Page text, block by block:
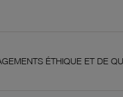
ET DE QUALITÉ